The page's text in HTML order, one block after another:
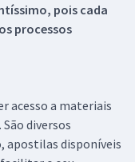
pois cada
processos
acesso a materiais
diversos
apostilas disponíveis